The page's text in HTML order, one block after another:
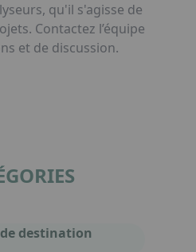
qu'il s'agisse de
Contactez l’équipe
et de discussion.
destination